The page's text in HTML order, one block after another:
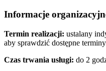
Informacje
Termin realizacji: ustalany
aby sprawdzić dostępne
Czas trwania usługi: do 2